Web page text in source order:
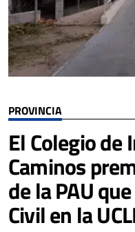
PROVINCIA
El Colegio de
Caminos
de la PAU
Civil en la